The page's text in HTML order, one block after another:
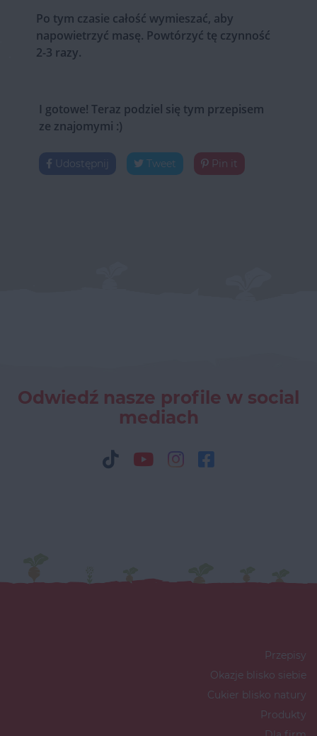
Po tym czasie całość wymieszać, aby
napowietrzyć masę. Powtórzyć tę czynność
2-3 razy.
I gotowe! Teraz podziel się tym przepisem
ze znajomymi :)
Udostępnij Tweet Pin it
Odwiedź nasze profile w social
mediach
Przepisy
Okazje blisko siebie
Cukier blisko natury
Produkty